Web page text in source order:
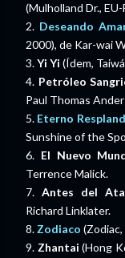
(Mulholland Dr.,
2. Deseando
2000), de Kar-wai
3.Yi Yi (Ídem,
4. Petróleo
Paul Thomas
5. Eterno
Sunshine of the
6. El Nuevo
Terrence Malick.
7. Antes del
Richard Linklater.
8. Zodiaco (Zodiac,
9. Zhantai (Hong